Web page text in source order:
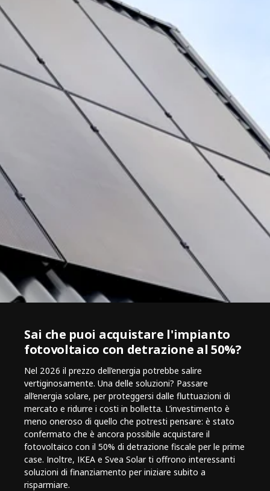
Sai che puoi acquistare l'impianto
fotovoltaico con detrazione al 50%?
Nel 2026 il prezzo dell’energia potrebbe salire
vertiginosamente. Una delle soluzioni? Passare
all’energia solare, per proteggersi dalle fluttuazioni di
mercato e ridurre i costi in bolletta. L’investimento è
meno oneroso di quello che potresti pensare: è stato
confermato che è ancora possibile acquistare il
fotovoltaico con il 50% di detrazione fiscale per le prime
case. Inoltre, IKEA e Svea Solar ti offrono interessanti
soluzioni di finanziamento per iniziare subito a
risparmiare.